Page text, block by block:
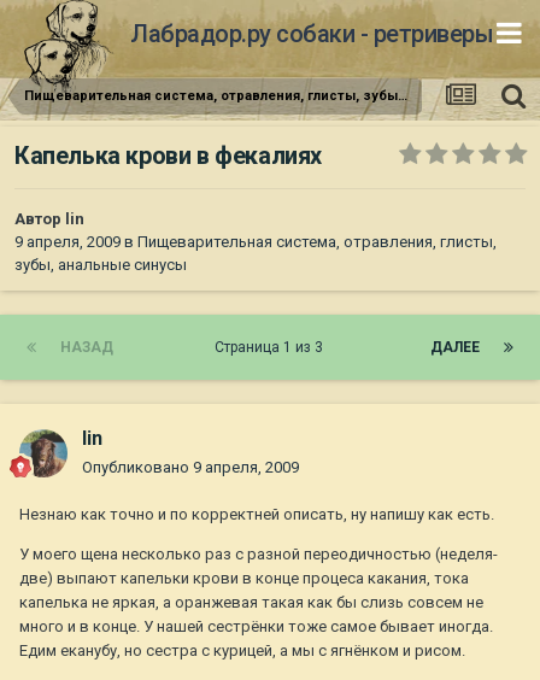
Лабрадор.ру собаки - ретриверы
Пищеварительная система, отравления, глисты, зубы, анальные синусы
Капелька крови в фекалиях
Автор lin
9 апреля, 2009 в Пищеварительная система, отравления, глисты,
зубы, анальные синусы
НАЗАД ДАЛЕЕ
Страница 1 из 3
lin
Опубликовано 9 апреля, 2009
Незнаю как точно и по корректней описать, ну напишу как есть.
У моего щена несколько раз с разной переодичностью (неделя-
две) выпают капельки крови в конце процеса какания, тока
капелька не яркая, а оранжевая такая как бы слизь совсем не
много и в конце. У нашей сестрёнки тоже самое бывает иногда.
Едим еканубу, но сестра с курицей, а мы с ягнёнком и рисом.